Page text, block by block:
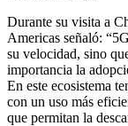
Durante su visita a
Americas señaló:
su velocidad, sino
importancia la
En este ecosistema
con un uso más
que permitan la